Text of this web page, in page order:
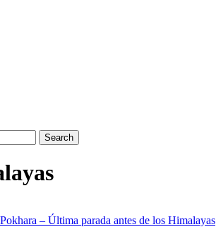
– Última parada antes de los Himalayas